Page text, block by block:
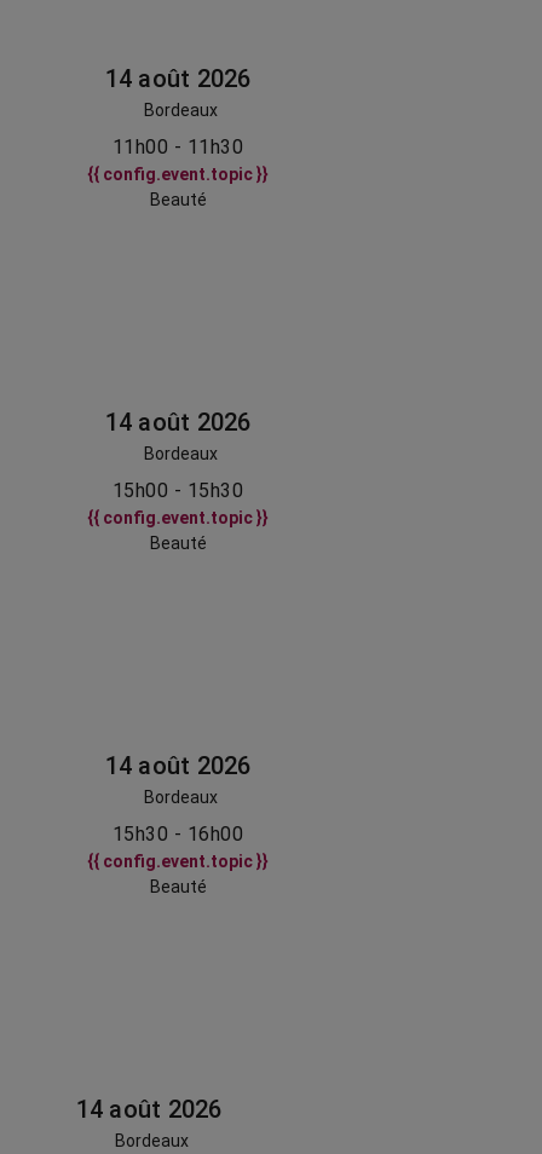
14 août 2026
Bordeaux
11h00 - 11h30
{{ config.event.topic }}
Beauté
14 août 2026
Bordeaux
15h00 - 15h30
{{ config.event.topic }}
Beauté
14 août 2026
Bordeaux
15h30 - 16h00
{{ config.event.topic }}
Beauté
14 août 2026
Bordeaux